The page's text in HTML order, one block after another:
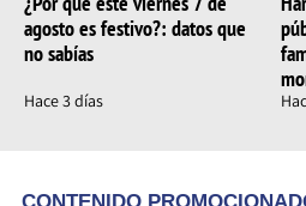
agosto es festivo?: datos que
no sabías
Hace 3 días